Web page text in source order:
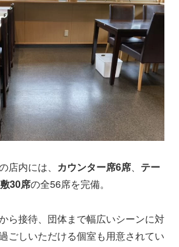
店内には、 カウンター席6席、 テー
30席の全56席を完備。
ら接待、団体まで幅広いシーンに対
ごしいただける個室も用意されてい